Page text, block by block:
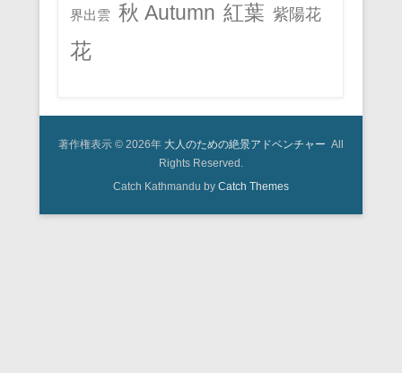
界出雲 秋 Autumn 紅葉 紫陽花
花
著作権表示 © 2026年 大人のための絶景アドベンチャー All
Rights Reserved.
Catch Kathmandu by Catch Themes